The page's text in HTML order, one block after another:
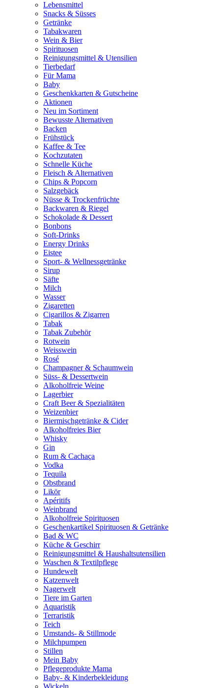
Lebensmittel
Snacks & Süsses
Getränke
Tabakwaren
Wein & Bier
Spirituosen
Reinigungsmittel & Utensilien
Tierbedarf
Für Mama
Baby
Geschenkkarten & Gutscheine
Aktionen
Neu im Sortiment
Bewusste Alternativen
Backen
Frühstück
Kaffee & Tee
Kochzutaten
Schnelle Küche
Fleisch & Alternativen
Chips & Popcorn
Salzgebäck
Nüsse & Trockenfrüchte
Backwaren & Riegel
Schokolade & Dessert
Bonbons
Soft-Drinks
Energy Drinks
Eistee
Sport- & Wellnessgetränke
Sirup
Säfte
Milch
Wasser
Zigaretten
Cigarillos & Zigarren
Tabak
Tabak Zubehör
Rotwein
Weisswein
Rosé
Champagner & Schaumwein
Süss- & Dessertwein
Alkoholfreie Weine
Lagerbier
Craft Beer & Spezialitäten
Weizenbier
Biermischgetränke & Cider
Alkoholfreies Bier
Whisky
Gin
Rum & Cachaça
Vodka
Tequila
Obstbrand
Likör
Apéritifs
Weinbrand
Alkoholfreie Spirituosen
Geschenkartikel Spirituosen & Getränke
Bad & WC
Küche & Geschirr
Reinigungsmittel & Haushaltsutensilien
Waschen & Textilpflege
Hundewelt
Katzenwelt
Nagerwelt
Tiere im Garten
Aquaristik
Terraristik
Teich
Umstands- & Stillmode
Milchpumpen
Stillen
Mein Baby
Pflegeprodukte Mama
Baby- & Kinderbekleidung
Wickeln